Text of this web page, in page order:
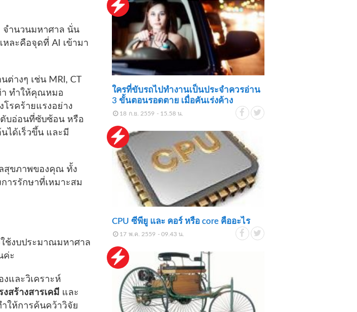
จำนวนมหาศาล นั่น
หละคือจุดที่ AI เข้ามา
ต่างๆ เช่น MRI, CT
า ทำให้คุณหมอ
รคร้ายแรงอย่าง
ตับอ่อนที่ซับซ้อน หรือ
ได้เร็วขึ้น และมี
สุขภาพของคุณ ทั้ง
ารรักษาที่เหมาะสม
ช้งบประมาณมหาศาล
ค่ะ
และวิเคราะห์
งสร้างสารเคมี และ
ให้การค้นคว้าวิจัย
ใครที่ขับรถไปทำงานเป็นประจำควรอ่าน
3 ขั้นตอนรอดตาย เมื่อคันเร่งค้าง
18 ก.ย. 2559 - 15.58 น.
CPU ซีพียู และ คอร์ หรือ core คืออะไร
17 พ.ค. 2559 - 09.43 น.